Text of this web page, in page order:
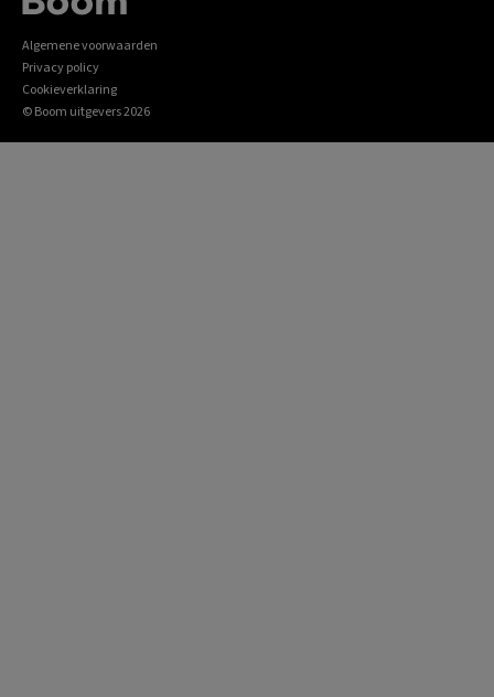
Algemene voorwaarden
Privacy policy
Cookieverklaring
© Boom uitgevers 2026